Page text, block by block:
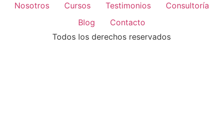
Nosotros Cursos Testimonios
Consultoría
Blog
Contacto
Todos los derechos reservados